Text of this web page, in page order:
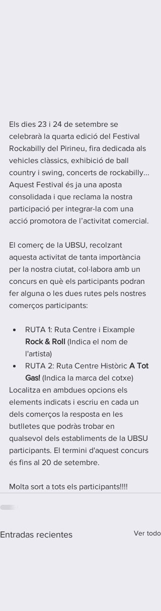
Els dies 23 i 24 de setembre se
celebrarà la quarta edició del Festival
Rockabilly del Pirineu, fira dedicada als
vehicles clàssics, exhibició de ball
country i swing, concerts de rockabilly...
Aquest Festival és ja una aposta
consolidada i que reclama la nostra
participació per integrar-la com una
acció promotora de l’activitat comercial.
El comerç de la UBSU, recolzant
aquesta activitat de tanta importància
per la nostra ciutat, col·labora amb un
concurs en què els participants podran
fer alguna o les dues rutes pels nostres
comerços participants:
RUTA 1: Ruta Centre i Eixample
Rock & Roll (Indica el nom de
l'artista)
RUTA 2: Ruta Centre Històric A Tot
Gas! (Indica la marca del cotxe)
Localitza en ambdues opcions els
elements indicats i escriu en cada un
dels comerços la resposta en les
butlletes que podràs trobar en
qualsevol dels establiments de la UBSU
participants. El termini d'aquest concurs
és fins al 20 de setembre.
Molta sort a tots els participants!!!!
Entradas recientes Ver todo